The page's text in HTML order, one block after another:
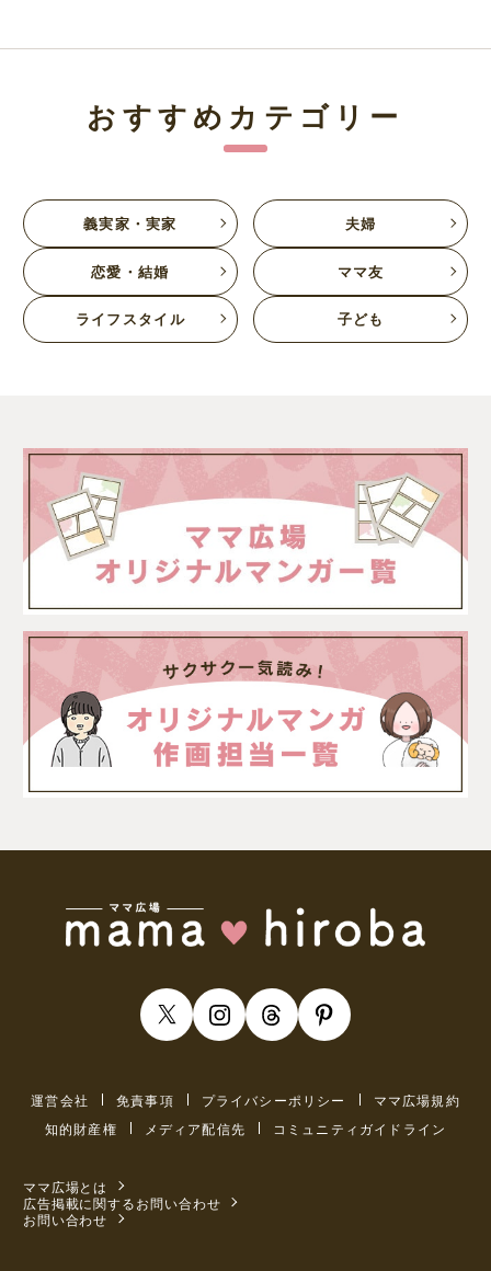
おすすめカテゴリー
義実家・実家 夫婦
恋愛・結婚 ママ友
ライフスタイル 子ども
運営会社 免責事項 プライバシーポリシー
ママ広場規約
知的財産権
メディア配信先 コミュニティガイドライン
ママ広場とは
広告掲載に関するお問い合わせ
お問い合わせ